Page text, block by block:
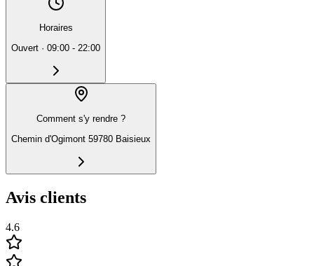
Horaires
Ouvert · 09:00 - 22:00
Comment s'y rendre ?
Chemin d'Ogimont 59780 Baisieux
Avis clients
4.6